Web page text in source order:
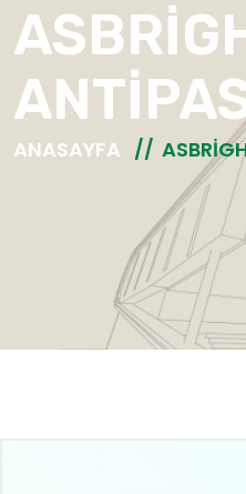
ANASAYFA